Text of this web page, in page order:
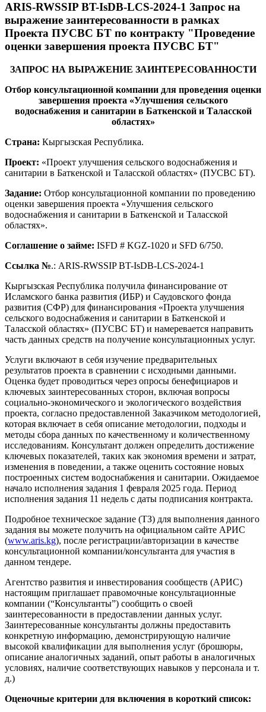
ARIS-RWSSIP BT-IsDB-LCS-2024-1 Запрос на
выражение заинтересованности в рамках
Проекта ПУСВС БТ по контракту "Проведение
оценки завершения проекта ПУСВС БТ"
ЗАПРОС НА ВЫРАЖЕНИЕ ЗАИНТЕРЕСОВАННОСТИ
Отбор консультационной компании для проведения оценки
завершения проекта «Улучшения сельского
водоснабжения и санитарии в Баткенской и Таласской
областях»
Страна: Кыргызская Республика.
Проект: «Проект улучшения сельского водоснабжения и
санитарии в Баткенской и Таласской областях» (ПУСВС БТ).
Задание: Отбор консультационной компании по проведению
оценки завершения проекта «Улучшения сельского
водоснабжения и санитарии в Баткенской и Таласской
областях».
Соглашение о займе: ISFD # KGZ-1020 и SFD 6/750.
Ссылка №.: ARIS-RWSSIP BT-IsDB-LCS-2024-1
Кыргызская Республика получила финансирование от
Исламского банка развития (ИБР) и Саудовского фонда
развития (СФР) для финансирования «Проекта улучшения
сельского водоснабжения и санитарии в Баткенской и
Таласской областях» (ПУСВС БТ) и намеревается направить
часть данных средств на получение консультационных услуг.
Услуги включают в себя изучение предварительных
результатов проекта в сравнении с исходными данными.
Оценка будет проводиться через опросы бенефициаров и
ключевых заинтересованных сторон, включая вопросы
социально-экономического и экологического воздействия
проекта, согласно предоставленной Заказчиком методологией,
которая включает в себя описание методологии, подходы и
методы сбора данных по качественному и количественному
исследованиям. Консультант должен определить достижение
ключевых показателей, таких как экономия времени и затрат,
изменения в поведении, а также оценить состояние новых
построенных систем водоснабжения и санитарии. Ожидаемое
начало исполнения задания 1 февраля 2025 года. Период
исполнения задания 11 недель с даты подписания контракта.
Подробное техническое задание (ТЗ) для выполнения данного
задания вы можете получить на официальном сайте АРИС
(www.aris.kg), после регистрации/авторизации в качестве
консультационной компании/консультанта для участия в
данном тендере.
Агентство развития и инвестирования сообществ (АРИС)
настоящим приглашает правомочные консультационные
компании (“Консультанты”) сообщить о своей
заинтересованности в предоставлении данных услуг.
Заинтересованные консультанты должны предоставить
конкретную информацию, демонстрирующую наличие
высокой квалификации для выполнения услуг (брошюры,
описание аналогичных заданий, опыт работы в аналогичных
условиях, наличие соответствующих навыков у персонала и т.
д.)
Оценочные критерии для включения в короткий список: